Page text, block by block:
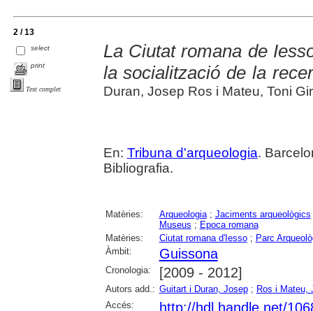
2 / 13
select
print
Text complet
La Ciutat romana de
la socialització de la
Duran, Josep Ros i Mateu, Toni
En: Tribuna d'arqueologia.
Bibliografia.
Matèries: Arqueologia; Jaciments arqueològics
Museus ; Epoca romana
Matèries:
Ciutat romana d'Iesso; Parc
Àmbit:
Guissona
Cronologia: [2009 - 2012]
Autors add.: Guitart i Duran, Josep; Ros i Mateu,
Accés:
http://hdl.handle.net/